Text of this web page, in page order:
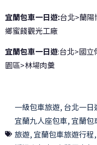
宜蘭包車一日遊:台北>蘭
鄉蜜餞觀光工廠
宜蘭包車一日遊:台北>國立
園區>林場肉羹
一級包車旅遊, 台北一日
宜蘭九人座包車, 宜蘭包
旅遊, 宜蘭包車旅遊行程,